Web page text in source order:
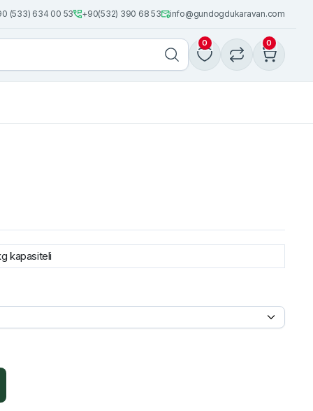
(533) 634 00 53 +90(532) 390 68 53 info@gundogdukaravan.com
0 0
kapasiteli